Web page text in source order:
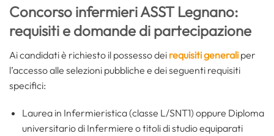
Concorso infermieri ASST Legnano:
requisiti e domande di partecipazione
Ai candidati è richiesto il possesso dei requisiti generali per
l’accesso alle selezioni pubbliche e dei seguenti requisiti
specifici:
Laurea in Infermieristica (classe L/SNT1) oppure Diploma
universitario di Infermiere o titoli di studio equiparati